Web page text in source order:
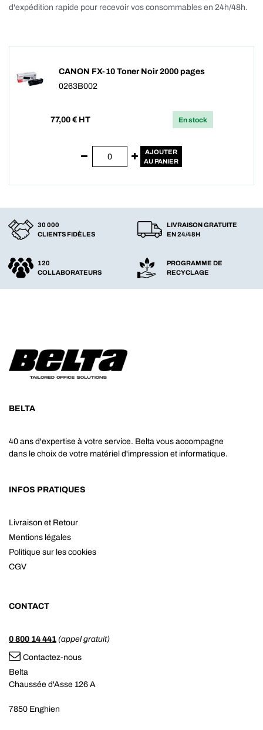
d'expédition rapide pour recevoir vos consommables en 24h/48h.
CANON FX-10 Toner Noir 2000 pages
0263B002
77,00 € HT En stock
AJOUTER
AU PANIER
30 000
CLIENTS FIDÈLES
LIVRAISON GRATUITE
EN 24/48H
120
COLLABORATEURS
PROGRAMME DE
RECYCLAGE
BELTA
40 ans d'expertise à votre service. Belta vous accompagne
dans le choix de votre matériel d'impression et informatique.
INFOS PRATIQUES
Livraison et Retour
Mentions légales
Politique sur les cookies
CGV
CONTACT
0 800 14 441 (appel gratuit)
Contactez-nous
Belta
Chaussée d'Asse 126 A
7850 Enghien